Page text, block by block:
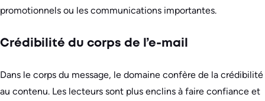
promotionnels ou les communications importantes.
Crédibilité du corps de l’e-mail
Dans le corps du message, le domaine confère de la crédibilité
au contenu. Les lecteurs sont plus enclins à faire confiance et